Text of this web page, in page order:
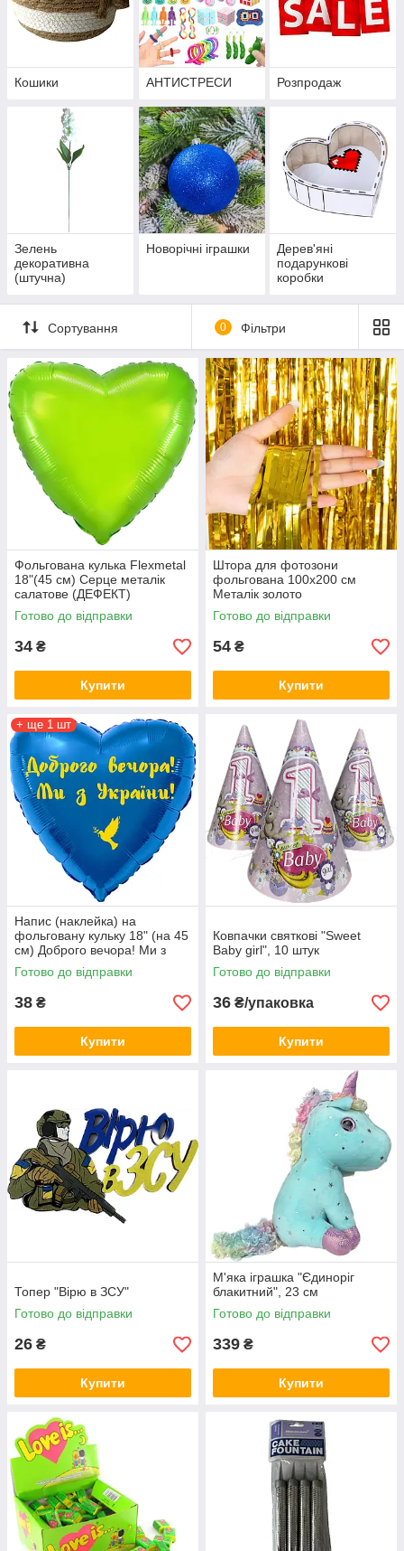
Кошики АНТИСТРЕСИ Розпродаж
Зелень
декоративна
(штучна)
Новорічні іграшки
Дерев'яні
подарункові
коробки
Сортування 0 Фільтри
Фольгована кулька Flexmetal
18"(45 см) Серце металік
салатове (ДЕФЕКТ)
Готово до відправки
34 ₴
Купити
Штора для фотозони
фольгована 100х200 см
Металік золото
Готово до відправки
54 ₴
Купити
+ ще 1 шт
Напис (наклейка) на
фольговану кульку 18" (на 45
см) Доброго вечора! Ми з
України! (будь-який колір)
Готово до відправки
38 ₴
Купити
Ковпачки святкові "Sweet
Baby girl", 10 штук
Готово до відправки
36 ₴/упаковка
Купити
Топер "Вірю в ЗСУ"
Готово до відправки
26 ₴
Купити
М'яка іграшка "Єдиноріг
блакитний", 23 см
Готово до відправки
339 ₴
Купити